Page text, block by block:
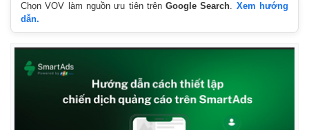
Tỷ giá
Giá cà phê
Chọn VOV làm nguồn ưu tiên trênGoogle Search. Xem hướng
dẫn.